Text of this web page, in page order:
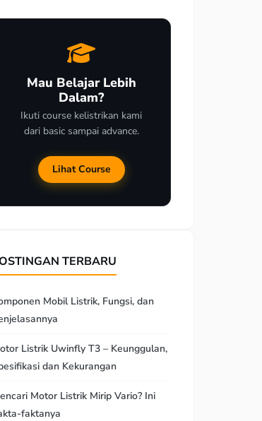
Mau Belajar Lebih
Dalam?
Ikuti course kelistrikan kami
dari basic sampai advance.
Lihat Course
TERBARU
Mobil Listrik, Fungsi, dan
Listrik Uwinfly T3 – Keunggulan,
dan Kekurangan
Motor Listrik Mirip Vario? Ini
faktanya